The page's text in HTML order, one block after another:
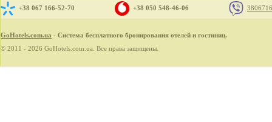
+38 067 166-52-70 +38 050 548-46-06
GoHotels.com.ua - Система бесплатного бронирования отелей и гостиниц.
© 2011 - 2026 GoHotels.com.ua. Все права защищены.